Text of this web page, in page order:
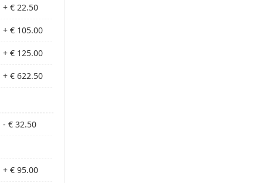
+ € 22.50
+ € 105.00
+ € 125.00
+ € 622.50
- € 32.50
+ € 95.00